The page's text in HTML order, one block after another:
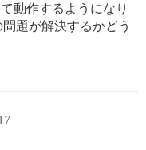
動作するようになり
題が解決するかどう